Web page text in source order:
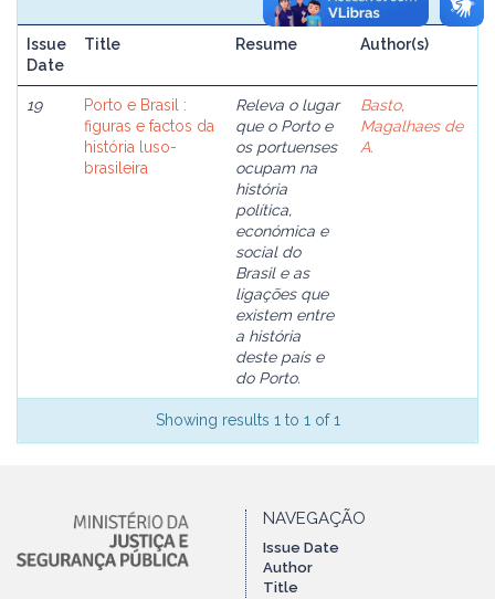
Issue
Date
Title Resume Author(s)
19
Porto e Brasil :
figuras e factos da
história luso-
brasileira
Releva o lugar
que o Porto e
os portuenses
ocupam na
história
política,
económica e
social do
Brasil e as
ligações que
existem entre
a história
deste país e
do Porto.
Basto,
Magalhaes de
A.
Showing results 1 to 1 of 1
NAVEGAÇÃO
Issue Date
Author
Title